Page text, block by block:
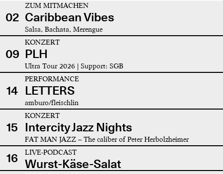
02
ZUM MITMACHEN
Caribbean Vibes
Salsa, Bachata, Merengue
09
KONZERT
PLH
Ultra Tour 2026 | Support: SGB
14
PERFORMANCE
LETTERS
amburo/fleischlin
15
KONZERT
Intercity Jazz Nights
FAT MAN JAZZ – The caliber of Peter Herbolzheimer
16 LIVE-PODCAST
Wurst-Käse-Salat